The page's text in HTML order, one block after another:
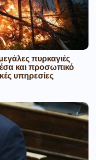
πυρκαγιές
µέσα και προσωπικό
υπηρεσίες